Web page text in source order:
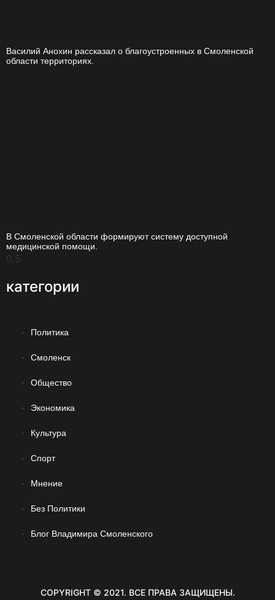
Василий Анохин рассказал о благоустроенных в Смоленской
области территориях.
В Смоленской области формируют систему доступной
медицинской помощи.
категории
Политика
Смоленск
Общество
Экономика
Культура
Спорт
Мнение
Без Политики
Блог Владимира Смоленского
COPYRIGHT © 2021. ВСЕ ПРАВА ЗАЩИЩЕНЫ.